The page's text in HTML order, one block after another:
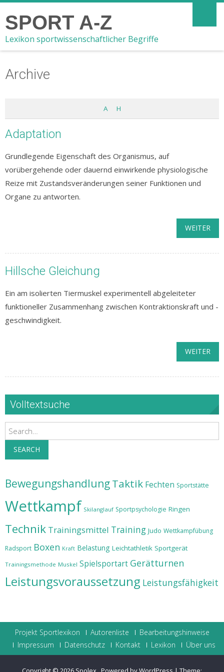
SPORT A-Z
Lexikon sportwissenschaftlicher Begriffe
Archive
A H
Adaptation
Grundlegende Eigenschaft des Organismus, auf
vorübergehende oder dauernd einwirkende physiologische
Reize mit Zustandsveränderungen seiner Funktionen und
Organe zu antworten.
WEITER
Hillsche Gleichung
Ein am isolierten Tiermuskel experimentell abgeleiteter
funktioneller Zusammenhang zwischen Kontraktionskraft und -
geschwindigkeit.
WEITER
Volltextsuche
Search
SEARCH
BewegungshandlungTaktik Fechten Sportstätte
Wettkampf Skilanglauf Sportpsychologie Ringen
Technik Trainingsmittel Training Judo Wettkampfübung
Radsport Boxen Kraft Belastung Leichtathletik Sportgerät
Trainingsmethode Muskel Spielsportart Gerätturnen
Leistungsvoraussetzung Leistungsfähigkeit
Projekt Sportlexikon Autorenliste
Bearbeitungshinweise
Impressum
Datenschutz Kontakt Lexikon Über uns